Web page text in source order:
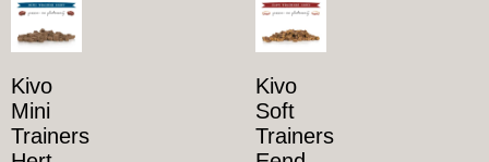
Kivo
Mini
Trainers
Kivo
Soft
Trainers